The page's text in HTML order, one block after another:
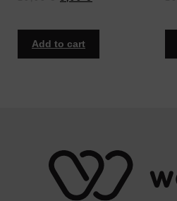
Add to cart